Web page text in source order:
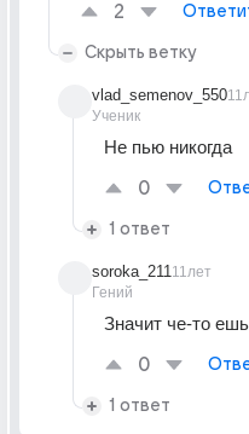
2
Скрыть ветку
vlad_semenov_550
Ученик
Не пью никогда
0
1 ответ
soroka_211
Гений
11лет
Значит че-то
0
1 ответ